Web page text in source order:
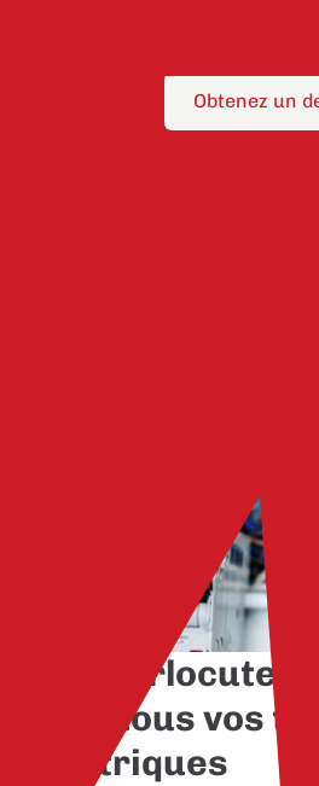
Obtenez un
Un
pour tous vos
électriques